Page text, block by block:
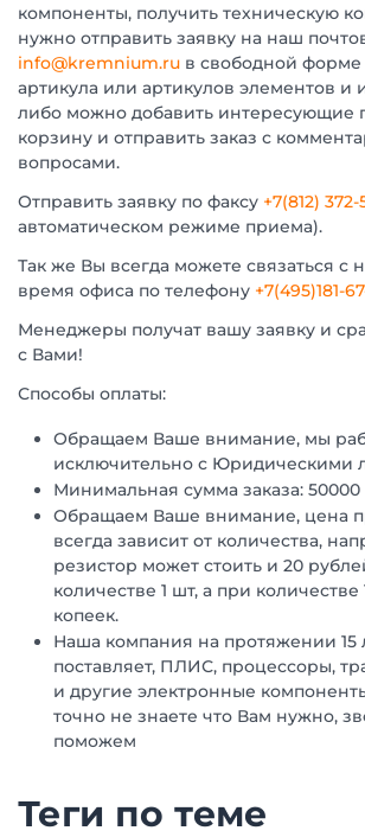
компоненты, получить техническую
нужно отправить заявку на наш
info@kremnium.ru в свободной форме
артикула или артикулов элементов и
либо можно добавить интересующие
корзину и отправить заказ с
вопросами.
Отправить заявку по факсу +7(812)
автоматическом режиме приема).
Так же Вы всегда можете связаться с
время офиса по телефону +7(495)181-
Менеджеры получат вашу заявку и
с Вами!
Способы оплаты:
Обращаем Ваше внимание, мы
исключительно с Юридическими
Минимальная сумма заказа: 50000
Обращаем Ваше внимание, цена
всегда зависит от количества,
резистор может стоить и 20
количестве 1 шт, а при
копеек.
Наша компания на протяжении 15
поставляет, ПЛИС, процессоры,
и другие электронные
точно не знаете что Вам нужно,
поможем
Теги по теме